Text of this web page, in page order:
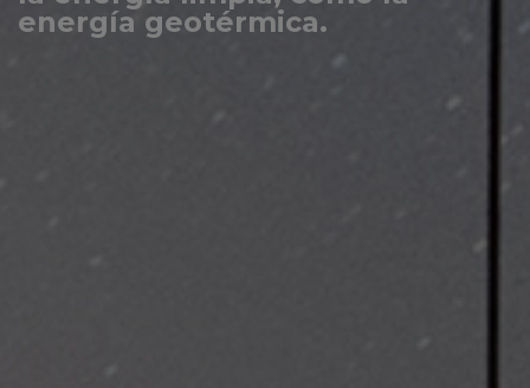
energía geotérmica.